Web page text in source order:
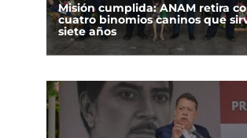
Misión cumplida: ANAM retira
cuatro binomios caninos que
siete años